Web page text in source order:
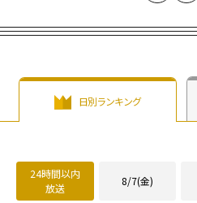
日別ランキング
24時間以内
放送
8/7(金)